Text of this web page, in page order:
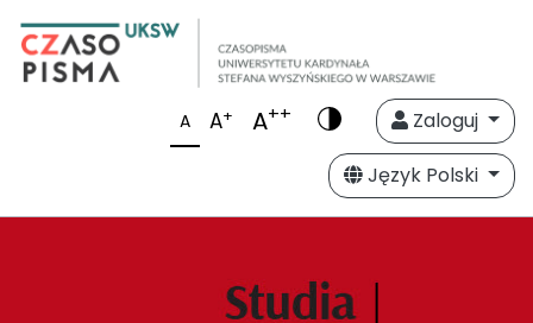
A A+ A++
Zaloguj
Język Polski